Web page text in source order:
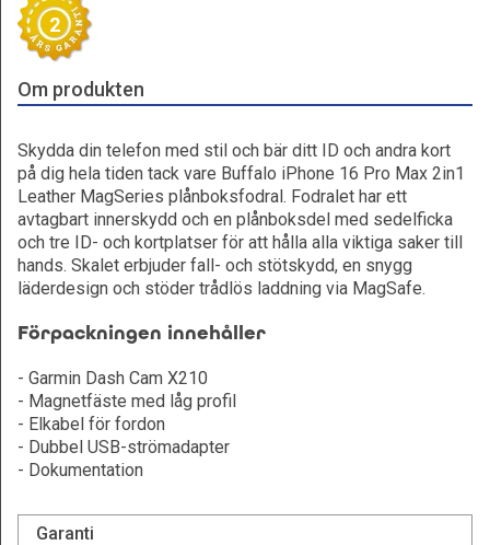
2
Om produkten
Skydda din telefon med stil och bär ditt ID och andra kort
på dig hela tiden tack vare Buffalo iPhone 16 Pro Max 2in1
Leather MagSeries plånboksfodral. Fodralet har ett
avtagbart innerskydd och en plånboksdel med sedelficka
och tre ID- och kortplatser för att hålla alla viktiga saker till
hands. Skalet erbjuder fall- och stötskydd, en snygg
läderdesign och stöder trådlös laddning via MagSafe.
Förpackningen innehåller
- Garmin Dash Cam X210
- Magnetfäste med låg profil
- Elkabel för fordon
- Dubbel USB-strömadapter
- Dokumentation
Garanti